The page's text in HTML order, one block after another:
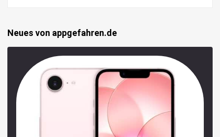
Neues von appgefahren.de